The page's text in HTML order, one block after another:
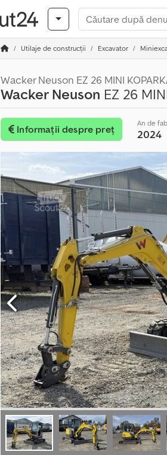
Utilaje de construcții Excavator
Wacker Neuson EZ 26 MINI
Wacker Neuson EZ 26
Informații despre preț
An de
2024